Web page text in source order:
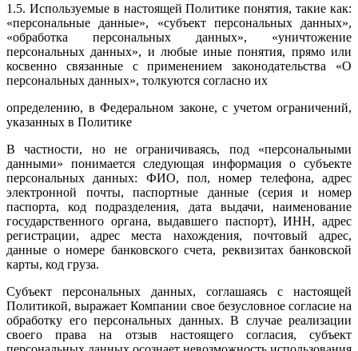
1.5. Используемые в настоящей Политике понятия, такие как:
«персональные данные», «субъект персональных данных»,
«обработка персональных данных», «уничтожение
персональных данных», и любые иные понятия, прямо или
косвенно связанные с применением законодательства «О
персональных данных», толкуются согласно их
определению, в Федеральном законе, с учетом ограничений,
указанных в Политике
В частности, но не ограничиваясь, под «персональными
данными» понимается следующая информация о субъекте
персональных данных: ФИО, пол, номер телефона, адрес
электронной почты, паспортные данные (серия и номер
паспорта, код подразделения, дата выдачи, наименование
государственного органа, выдавшего паспорт), ИНН, адрес
регистрации, адрес места нахождения, почтовый адрес,
данные о номере банковского счета, реквизитах банковской
карты, код груза.
Субъект персональных данных, соглашаясь с настоящей
Политикой, выражает Компании свое безусловное согласие на
обработку его персональных данных. В случае реализации
своего права на отзыв настоящего согласия, субъект